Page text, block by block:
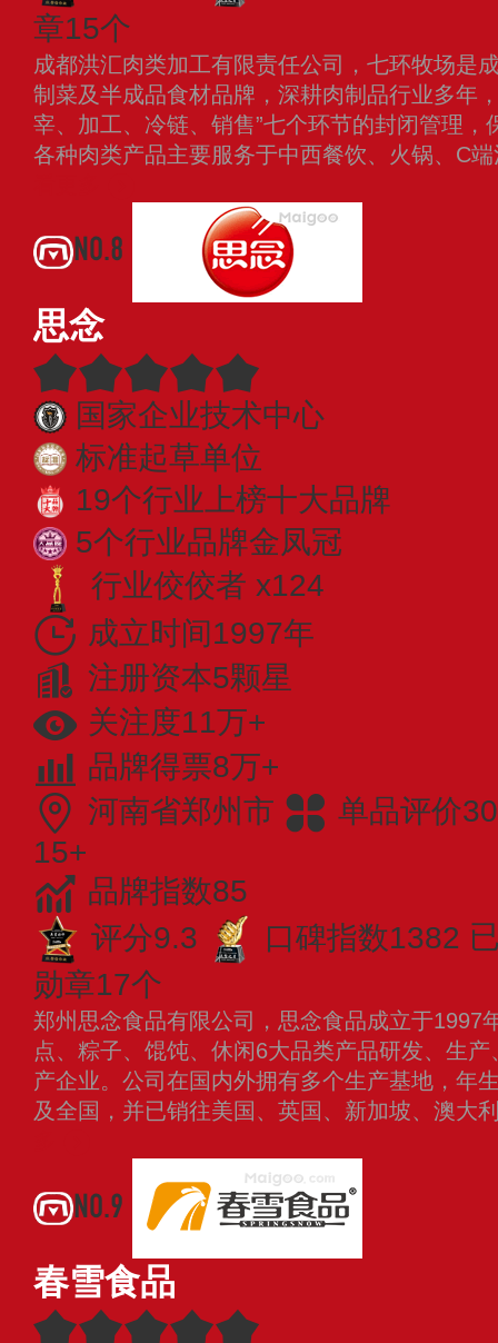
章15个
成都洪汇肉类加工有限责任公司，七环牧场是
制菜及半成品食材品牌，深耕肉制品行业多年
宰、加工、冷链、销售”七个环节的封闭管理
各种肉类产品主要服务于中西餐饮、火锅、C
NO.8
思念
国家企业技术中心
标准起草单位
19个行业上榜十大品牌
5个行业品牌金凤冠
行业佼佼者 x124
成立时间1997年
注册资本5颗星
关注度11万+
品牌得票8万+
河南省郑州市
单品评价
15+
品牌指数85
评分9.3
口碑指数1382
勋章17个
郑州思念食品有限公司，思念食品成立于1997
点、粽子、馄饨、休闲6大品类产品研发、生
产企业。公司在国内外拥有多个生产基地，年
及全国，并已销往美国、英国、新加坡、澳大
NO.9
春雪食品